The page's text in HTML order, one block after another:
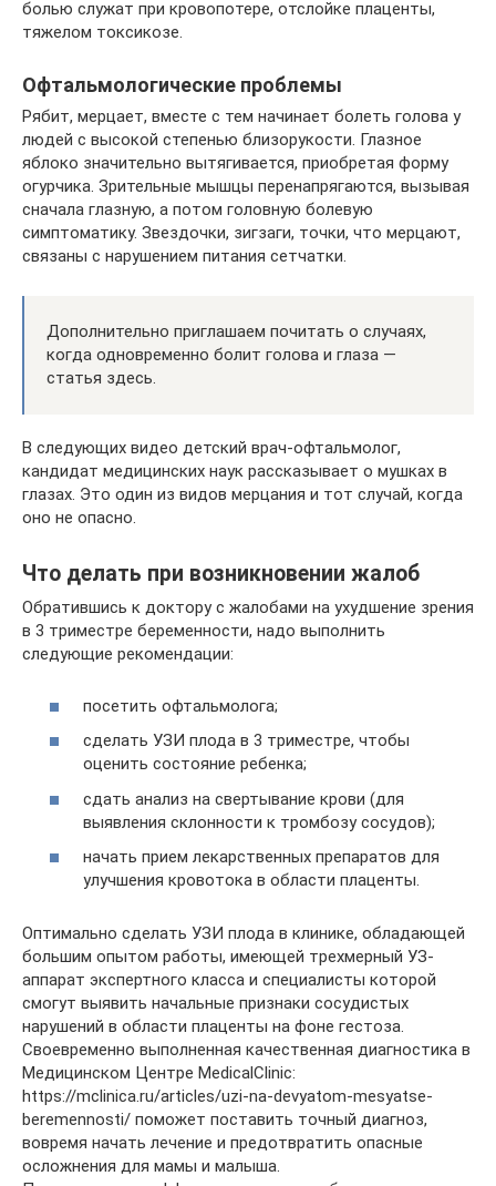
болью служат при кровопотере, отслойке плаценты,
тяжелом токсикозе.
Офтальмологические проблемы
Рябит, мерцает, вместе с тем начинает болеть голова у
людей с высокой степенью близорукости. Глазное
яблоко значительно вытягивается, приобретая форму
огурчика. Зрительные мышцы перенапрягаются, вызывая
сначала глазную, а потом головную болевую
симптоматику. Звездочки, зигзаги, точки, что мерцают,
связаны с нарушением питания сетчатки.
Дополнительно приглашаем почитать о случаях,
когда одновременно болит голова и глаза —
статья здесь.
В следующих видео детский врач-офтальмолог,
кандидат медицинских наук рассказывает о мушках в
глазах. Это один из видов мерцания и тот случай, когда
оно не опасно.
Что делать при возникновении жалоб
Обратившись к доктору с жалобами на ухудшение зрения
в 3 триместре беременности, надо выполнить
следующие рекомендации:
посетить офтальмолога;
сделать УЗИ плода в 3 триместре, чтобы
оценить состояние ребенка;
сдать анализ на свертывание крови (для
выявления склонности к тромбозу сосудов);
начать прием лекарственных препаратов для
улучшения кровотока в области плаценты.
Оптимально сделать УЗИ плода в клинике, обладающей
большим опытом работы, имеющей трехмерный УЗ-
аппарат экспертного класса и специалисты которой
смогут выявить начальные признаки сосудистых
нарушений в области плаценты на фоне гестоза.
Своевременно выполненная качественная диагностика в
Медицинском Центре MedicalClinic:
https://mclinica.ru/articles/uzi-na-devyatom-mesyatse-
beremennosti/ поможет поставить точный диагноз,
вовремя начать лечение и предотвратить опасные
осложнения для мамы и малыша.